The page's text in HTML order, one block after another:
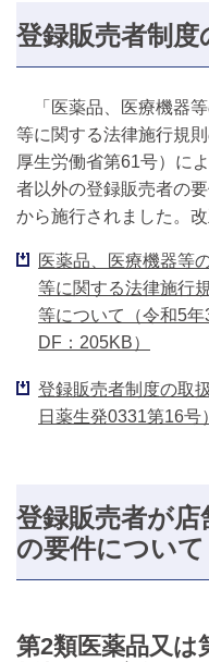
登録販売者制
「医薬品、医療機器
等に関する法律施行規
厚生労働省第61号）に
者以外の登録販売者の
から施行されました。
医薬品、医療機器等
等に関する法律施行
等について（令和5
DF：205KB）
登録販売者制度の取
日薬生発0331第16号
登録販売者が
の要件について
第2類医薬品又は